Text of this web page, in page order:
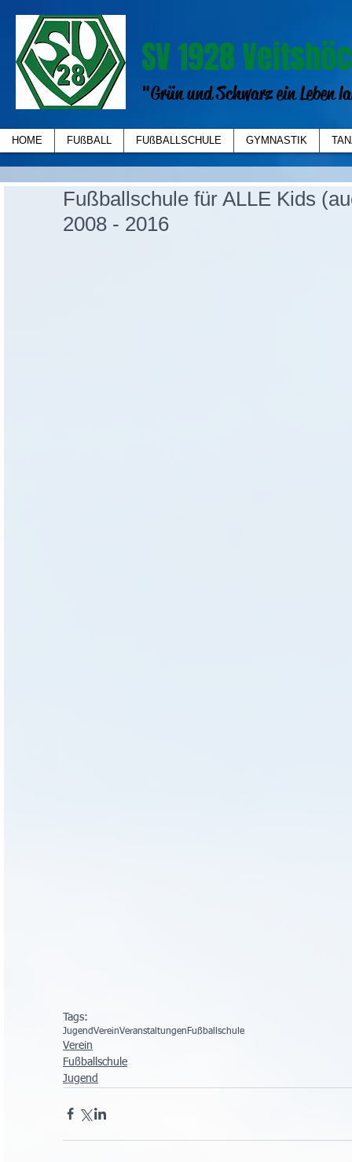
SV 1928
"Grün und Schwarz ein Leben
HOME FUßBALL FUßBALLSCHULE GYMNASTIK
Fußballschule für ALLE Kids
2008 - 2016
Tags:
JugendVereinVeranstaltungen Fußballschule
Verein
Fußballschule
Jugend